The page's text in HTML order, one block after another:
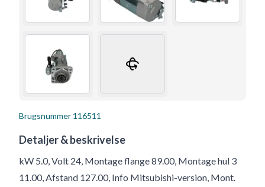
Brugsnummer 116511
Detaljer & beskrivelse
kW 5.0, Volt 24, Montage flange 89.00, Montage hul 3
11.00, Afstand 127.00, Info Mitsubishi-version, Mont.